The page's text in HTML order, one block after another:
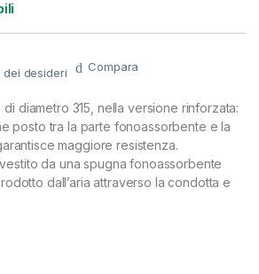
dei desideri Compara
diametro 315, nella versione rinforzata:
posto tra la parte fonoassorbente e la
maggiore resistenza.
da una spugna fonoassorbente
dall’aria attraverso la condotta e